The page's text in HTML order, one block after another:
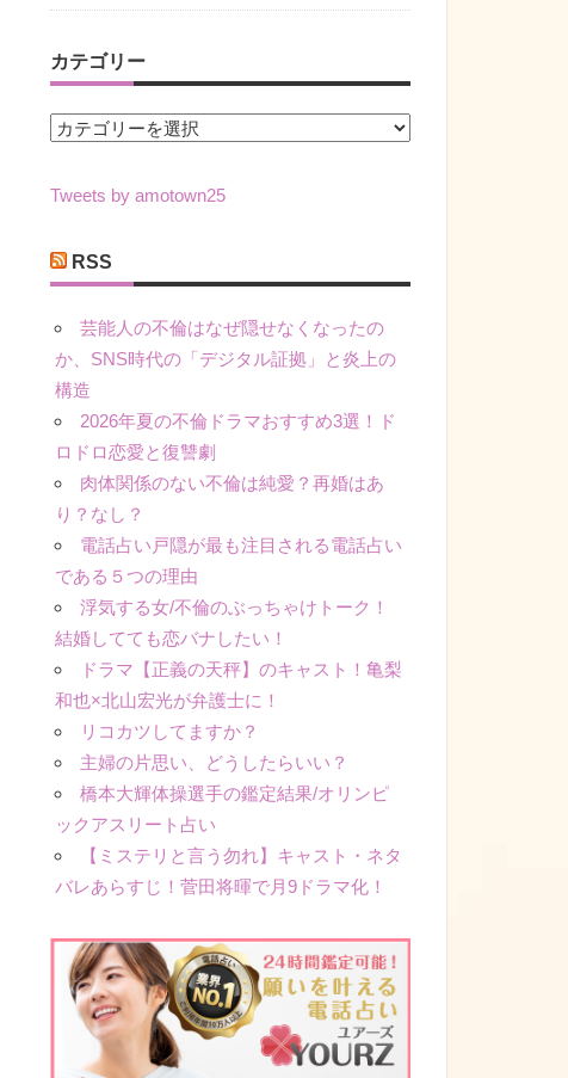
カテゴリー
カ
ゴ
ー
Tweets by amotown25
RSS
芸能人の不倫はなぜ隠せなくなったの
か、SNS時代の「デジタル証拠」と炎上の
構造
2026年夏の不倫ドラマおすすめ3選！ド
ロドロ恋愛と復讐劇
肉体関係のない不倫は純愛？再婚はあ
り？なし？
電話占い戸隠が最も注目される電話占い
である５つの理由
浮気する女/不倫のぶっちゃけトーク！
結婚してても恋バナしたい！
ドラマ【正義の天秤】のキャスト！亀梨
和也×北山宏光が弁護士に！
リコカツしてますか？
主婦の片思い、どうしたらいい？
橋本大輝体操選手の鑑定結果/オリンピ
ックアスリート占い
【ミステリと言う勿れ】キャスト・ネタ
バレあらすじ！菅田将暉で月9ドラマ化！